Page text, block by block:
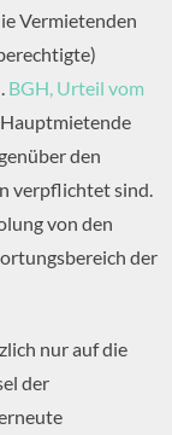
Vermietenden
BGH, Urteil vom
den
verpflichtet sind.
von den
der
nur auf die
der